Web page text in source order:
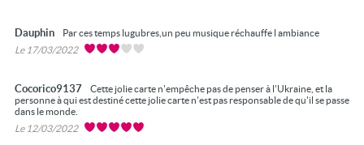
Dauphin
Par ces temps lugubres,un peu musique réchauffe l ambiance
Le 17/03/2022
Cocorico9137
Cette jolie carte n'empêche pas de penser à l'Ukraine, et la
personne à qui est destiné cette jolie carte n'est pas responsable de qu'il se passe
dans le monde.
Le 12/03/2022